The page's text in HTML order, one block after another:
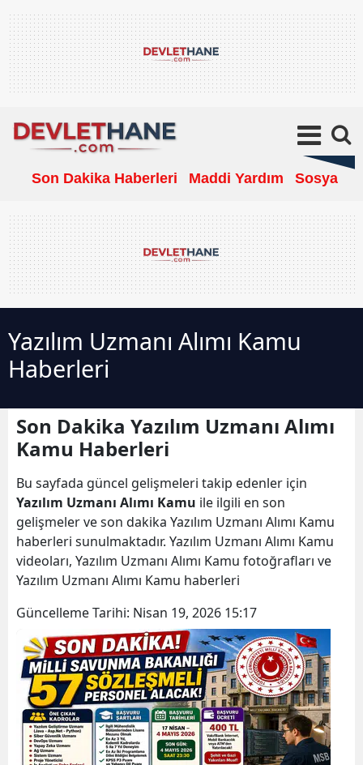
Son Dakika Haberleri Maddi Yardım Sosyal
Yazılım Uzmanı Alımı Kamu
Haberleri
Son Dakika Yazılım Uzmanı Alımı
Kamu Haberleri
Bu sayfada güncel gelişmeleri takip edenler için
Yazılım Uzmanı Alımı Kamu ile ilgili en son
gelişmeler ve son dakika Yazılım Uzmanı Alımı Kamu
haberleri sunulmaktadır. Yazılım Uzmanı Alımı Kamu
videoları, Yazılım Uzmanı Alımı Kamu fotoğrafları ve
Yazılım Uzmanı Alımı Kamu haberleri
Güncelleme Tarihi: Nisan 19, 2026 15:17